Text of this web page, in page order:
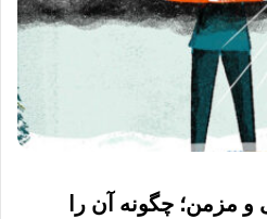
مزمن؛ چگونه آن را